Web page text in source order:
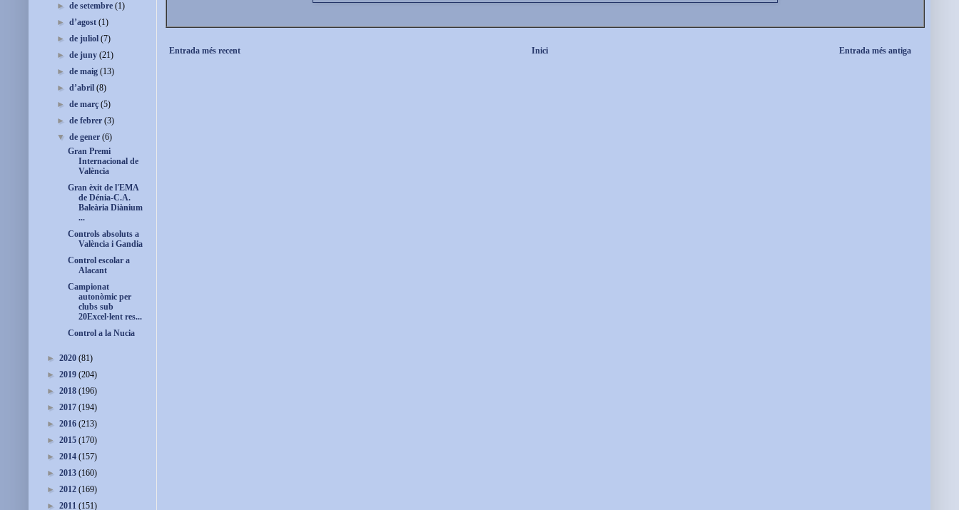
Entrada més recent Entrada més antiga
Inici
►de setembre(1)
►d’agost(1)
►de juliol(7)
►de juny(21)
►de maig(13)
►d’abril(8)
►de març(5)
►de febrer(3)
▼de gener(6)
Gran Premi
Internacional de
València
Gran èxit de l'EMA
de Dénia-C.A.
Baleària Diànium
...
Controls absoluts a
València i Gandia
Control escolar a
Alacant
Campionat
autonòmic per
clubs sub
20Excel·lent res...
Control a la Nucia
► 2020 (81)
► 2019 (204)
► 2018 (196)
► 2017 (194)
► 2016 (213)
► 2015 (170)
► 2014 (157)
► 2013 (160)
► 2012 (169)
► 2011 (151)